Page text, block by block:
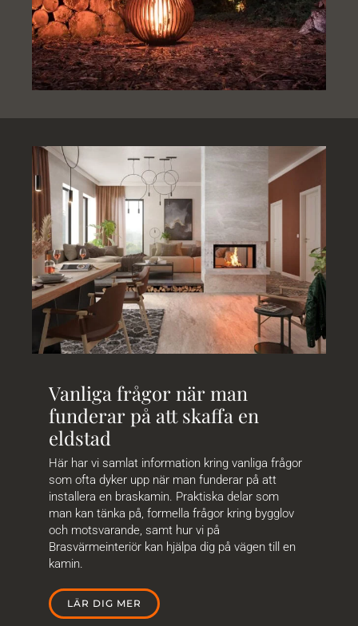
Vanliga frågor när man
funderar på att skaffa en
eldstad
Här har vi samlat information kring vanliga frågor
som ofta dyker upp när man funderar på att
installera en braskamin. Praktiska delar som
man kan tänka på, formella frågor kring bygglov
och motsvarande, samt hur vi på
Brasvärmeinteriör kan hjälpa dig på vägen till en
kamin.
LÄR DIG MER